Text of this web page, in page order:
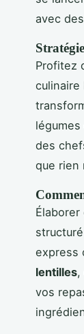
avec
Profitez
culinaire
des
que rien
express
lentilles,
vos